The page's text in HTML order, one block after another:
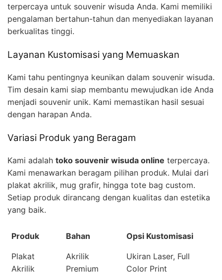
terpercaya untuk souvenir wisuda Anda. Kami memiliki
pengalaman bertahun-tahun dan menyediakan layanan
berkualitas tinggi.
Layanan Kustomisasi yang Memuaskan
Kami tahu pentingnya keunikan dalam souvenir wisuda.
Tim desain kami siap membantu mewujudkan ide Anda
menjadi souvenir unik. Kami memastikan hasil sesuai
dengan harapan Anda.
Variasi Produk yang Beragam
Kami adalah toko souvenir wisuda online terpercaya.
Kami menawarkan beragam pilihan produk. Mulai dari
plakat akrilik, mug grafir, hingga tote bag custom.
Setiap produk dirancang dengan kualitas dan estetika
yang baik.
Produk Bahan Opsi Kustomisasi
Plakat
Akrilik
Akrilik
Premium
Ukiran Laser, Full
Color Print